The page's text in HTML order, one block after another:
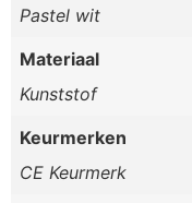
Pastel wit
Materiaal
Kunststof
Keurmerken
CE Keurmerk